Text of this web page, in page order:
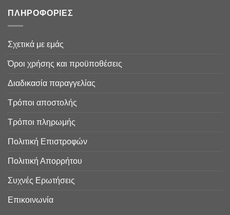
ΠΛΗΡΟΦΟΡΙΕΣ
Σχετικά με εμάς
Όροι χρήσης και προϋποθέσεις
Διαδικασία παραγγελίας
Τρόποι αποστολής
Τρόποι πληρωμής
Πολιτική Επιστροφών
Πολιτική Απορρήτου
Συχνές Ερωτήσεις
Επικοινωνία